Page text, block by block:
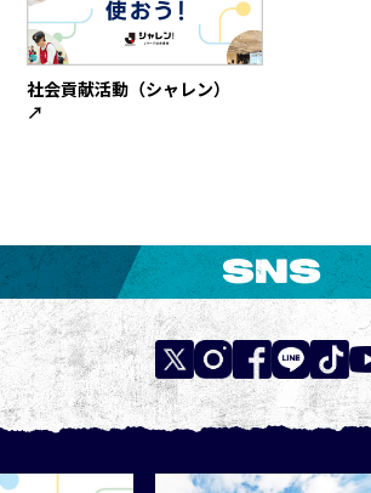
社会貢献活動（シャレン）
↗︎
SNS